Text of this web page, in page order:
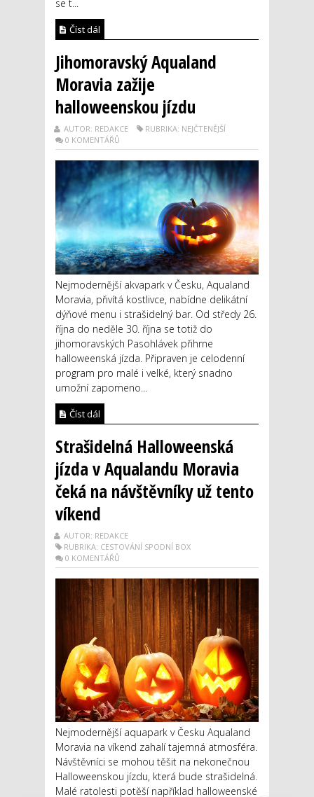
se t...
Číst dál
Jihomoravský Aqualand
Moravia zažije
halloweenskou jízdu
AUTOR: REDAKCE
RUBRIKA: NEJČTENĚJŠÍ
0 KOMENTÁŘŮ
Nejmodernější akvapark v Česku, Aqualand
Moravia, přivítá kostlivce, nabídne delikátní
dýňové menu i strašidelný bar. Od středy 26.
října do neděle 30. října se totiž do
jihomoravských Pasohlávek přihrne
halloweenská jízda. Připraven je celodenní
program pro malé i velké, který snadno
umožní zapomeno...
Číst dál
Strašidelná Halloweenská
jízda v Aqualandu Moravia
čeká na návštěvníky už tento
víkend
AUTOR: REDAKCE
RUBRIKA: CESTOVÁNÍ SPODNÍ BOX
0 KOMENTÁŘŮ
Nejmodernější aquapark v Česku Aqualand
Moravia na víkend zahalí tajemná atmosféra.
Návštěvníci se mohou těšit na nekonečnou
Halloweenskou jízdu, která bude strašidelná.
Malé ratolesti potěší například halloweenské